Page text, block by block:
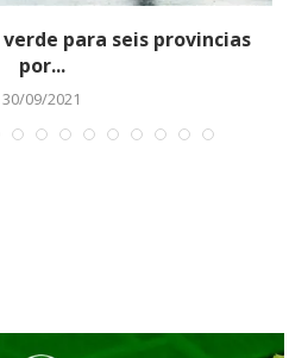
para seis provincias
por...
30/09/2021